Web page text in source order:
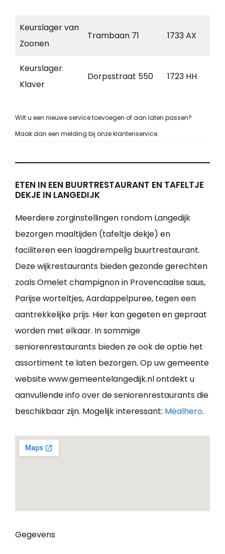
Keurslager van
Zoonen
Trambaan 71 1733 AX
Keurslager
Klaver
Dorpsstraat 550 1723 HH
Wilt u een nieuwe service toevoegen of aan laten passen?
Maak dan een melding bij onze klantenservice.
ETEN IN EEN BUURTRESTAURANT EN TAFELTJE
DEKJE IN LANGEDIJK
Meerdere zorginstellingen rondom Langedijk
bezorgen maaltijden (tafeltje dekje) en
faciliteren een laagdrempelig buurtrestaurant.
Deze wijkrestaurants bieden gezonde gerechten
zoals Omelet champignon in Provencaalse saus,
Parijse worteltjes, Aardappelpuree, tegen een
aantrekkelijke prijs. Hier kan gegeten en gepraat
worden met elkaar. In sommige
seniorenrestaurants bieden ze ook de optie het
assortiment te laten bezorgen. Op uw gemeente
website www.gemeentelangedijk.nl ontdekt u
aanvullende info over de seniorenrestaurants die
beschikbaar zijn. Mogelijk interessant: Mealhero.
Gegevens